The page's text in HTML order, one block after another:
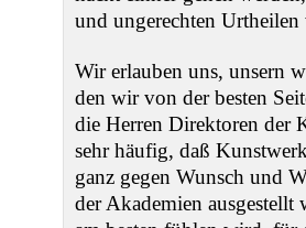
und ungerechten Urtheilen
Wir erlauben uns, unsern
den wir von der besten
die Herren Direktoren der
sehr häufig, daß
ganz gegen Wunsch und
der Akademien ausgestellt